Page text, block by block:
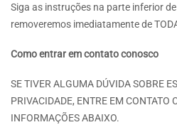
Siga as instruções na parte inferior
removeremos imediatamente de
Como entrar em contato conosco
SE TIVER ALGUMA DÚVIDA SOBRE
PRIVACIDADE, ENTRE EM CONTATO
INFORMAÇÕES ABAIXO.